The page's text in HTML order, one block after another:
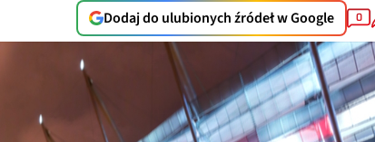
Dodaj do ulubionych źródeł w Google 0